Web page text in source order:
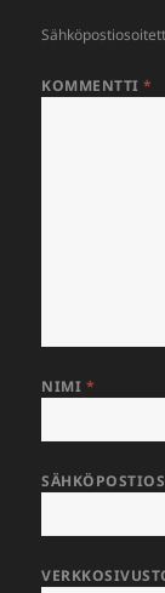
KOMMENTTI*
NIMI *